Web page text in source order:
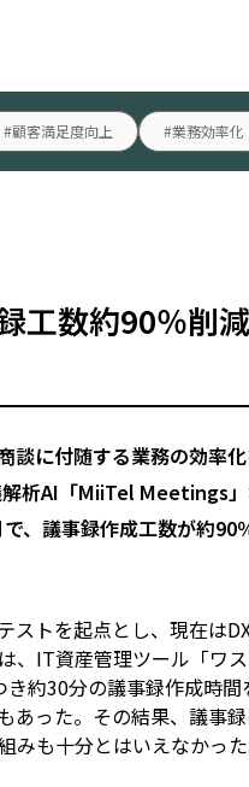
#顧客満足度向上 #業務効率化
工数約90％削減
に付随する業務の効率
析AI「MiiTel Meetings
、議事録作成工数が約90
トを起点とし、現在は
、IT資産管理ツール「ワ
約30分の議事録作成時
あった。その結果、議事
も十分とはいえなかった